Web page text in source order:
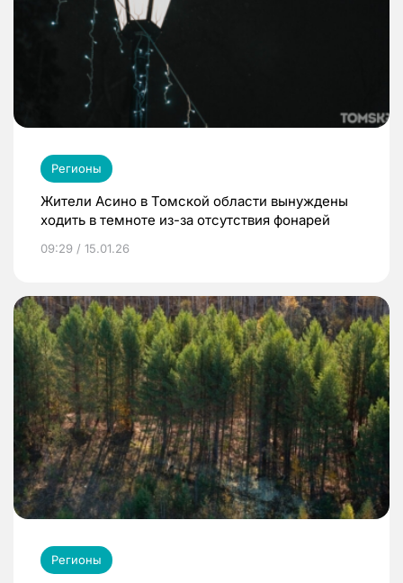
Регионы
Жители Асино в Томской области вынуждены
ходить в темноте из-за отсутствия фонарей
09:29 / 15.01.26
Регионы